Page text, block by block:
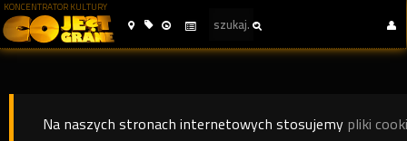
KONCENTRATOR KULTURY
Na naszych stronach internetowych stosujemy pliki